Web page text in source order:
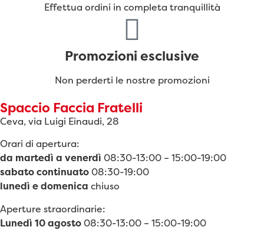
Effettua ordini in completa tranquillità
Promozioni esclusive
Non perderti le nostre promozioni
Spaccio Faccia Fratelli
Ceva, via Luigi Einaudi, 28
Orari di apertura:
da martedì a venerdì 08:30-13:00 – 15:00-19:00
sabato continuato 08:30-19:00
lunedì e domenica chiuso
Aperture straordinarie:
Lunedì 10 agosto 08:30-13:00 – 15:00-19:00